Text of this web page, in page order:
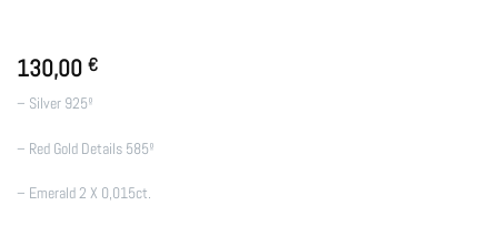
130,00 €
– Silver 925º
– Red Gold Details 585º
– Emerald 2 X 0,015ct.